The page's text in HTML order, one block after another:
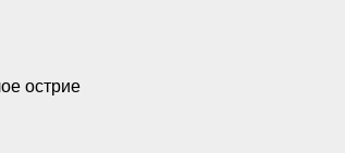
острие